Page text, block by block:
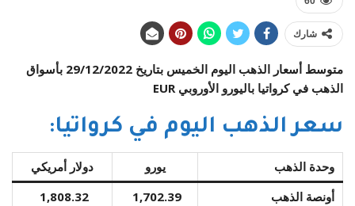
شارك
متوسط أسعار الذهب اليوم الخميس بتاريخ 29/12/2022 بأسواق
الذهب في كرواتيا باليورو الأوروبي EUR
سعر الذهب اليوم في كرواتيا:
وحدة الذهب يورو
دولار أمريكي
أونصة الذهب
1,702.39
1,808.32